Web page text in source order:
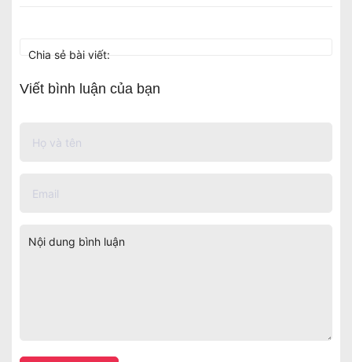
Chia sẻ bài viết:
Viết bình luận của bạn